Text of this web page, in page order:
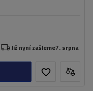
Již nyní zašleme7. srpna